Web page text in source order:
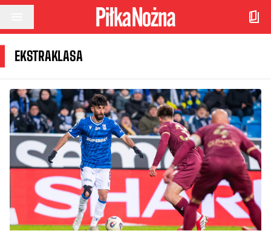
Przejdź do treści
EKSTRAKLASA